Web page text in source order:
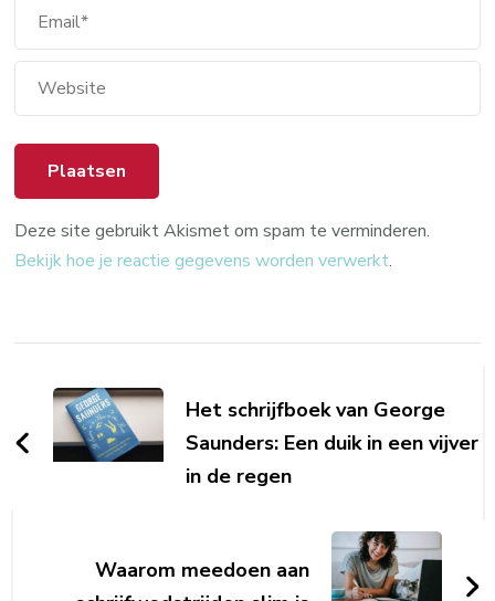
Deze site gebruikt Akismet om spam te verminderen.
Bekijk hoe je reactie gegevens worden verwerkt.
Het schrijfboek van George
Saunders: Een duik in een vijver
in de regen
Waarom meedoen aan